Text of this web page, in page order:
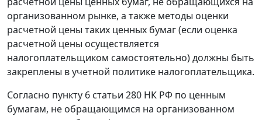
организованном рынке, а также методы оценки
расчетной цены таких ценных бумаг (если оценка
расчетной цены осуществляется
налогоплательщиком самостоятельно) должны быть
закреплены в учетной политике налогоплательщика.
Согласно пункту 6 статьи 280 НК РФ по ценным
бумагам, не обращающимся на организованном